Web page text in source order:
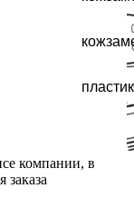
пластик
компании, в
заказа